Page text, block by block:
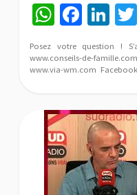
W
at
sA
p
p
Fa
ce
b
o
o
k
Li
n
ke
dI
n
Posez votre question !
www.conseils-de-
www.via-wm.com Facebook